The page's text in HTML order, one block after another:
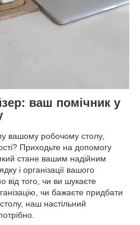
ваш помічник у
вашому робочому столу,
Приходьте на допомогу
стане вашим надійним
і організації вашого
від того, чи ви шукаєте
чи бажаєте придбати
наш настільний